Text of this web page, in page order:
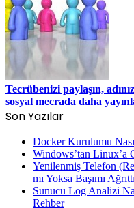
Tecrübenizi paylaşın,
sosyal mecrada daha
Son Yazılar
Docker Kurulumu
Windows’tan Linux’a
Yenilenmiş Telefon
mı Yoksa Başımı
Sunucu Log Analizi
Rehber